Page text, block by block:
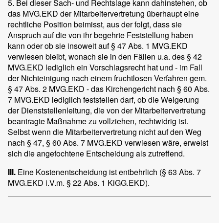
5. Bei dieser Sach- und Rechtslage kann dahinstehen, ob
das MVG.EKD der Mitarbeitervertretung überhaupt eine
rechtliche Position beimisst, aus der folgt, dass sie
Anspruch auf die von ihr begehrte Feststellung haben
kann oder ob sie insoweit auf § 47 Abs. 1 MVG.EKD
verwiesen bleibt, wonach sie in den Fällen u.a. des § 42
MVG.EKD lediglich ein Vorschlagsrecht hat und - im Fall
der Nichteinigung nach einem fruchtlosen Verfahren gem.
§ 47 Abs. 2 MVG.EKD - das Kirchengericht nach § 60 Abs.
7 MVG.EKD lediglich feststellen darf, ob die Weigerung
der Dienststellenleitung, die von der Mitarbeitervertretung
beantragte Maßnahme zu vollziehen, rechtwidrig ist.
Selbst wenn die Mitarbeitervertretung nicht auf den Weg
nach § 47, § 60 Abs. 7 MVG.EKD verwiesen wäre, erweist
sich die angefochtene Entscheidung als zutreffend.
III. Eine Kostenentscheidung ist entbehrlich (§ 63 Abs. 7
MVG.EKD i.V.m. § 22 Abs. 1 KiGG.EKD).